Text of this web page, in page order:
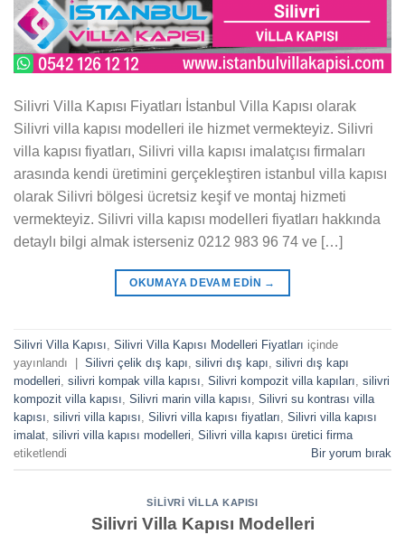
Silivri Villa Kapısı Fiyatları İstanbul Villa Kapısı olarak
Silivri villa kapısı modelleri ile hizmet vermekteyiz. Silivri
villa kapısı fiyatları, Silivri villa kapısı imalatçısı firmaları
arasında kendi üretimini gerçekleştiren istanbul villa kapısı
olarak Silivri bölgesi ücretsiz keşif ve montaj hizmeti
vermekteyiz. Silivri villa kapısı modelleri fiyatları hakkında
detaylı bilgi almak isterseniz 0212 983 96 74 ve […]
OKUMAYA DEVAM EDIN →
Silivri Villa Kapısı Silivri Villa Kapısı Modelleri Fiyatları içinde
yayınlandı
Silivri çelik dış kapı silivri dış kapı silivri dış kapı
modelleri silivri kompak villa kapısı Silivri kompozit villa kapıları silivri
kompozit villa kapısı Silivri marin villa kapısı Silivri su kontrası villa
kapısı silivri villa kapısı Silivri villa kapısı fiyatları Silivri villa kapısı
imalat silivri villa kapısı modelleri Silivri villa kapısı üretici firma
etiketlendi
Bir yorum bırak
SILIVRI VILLA KAPISI
Silivri Villa Kapısı Modelleri